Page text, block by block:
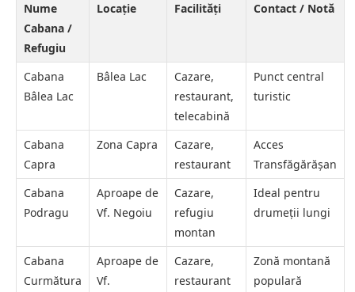
Nume
Cabana /
Refugiu
Locație Facilități Contact / Notă
Cabana
Bâlea Lac
Bâlea Lac
Cazare,
restaurant,
telecabină
Punct central
turistic
Cabana
Capra
Zona Capra
Cazare,
restaurant
Acces
Transfăgărășan
Cabana
Podragu
Aproape de
Vf. Negoiu
Cazare,
refugiu
montan
Ideal pentru
drumeții lungi
Cabana
Curmătura
Aproape de
Vf.
Cazare,
restaurant
Zonă montană
populară